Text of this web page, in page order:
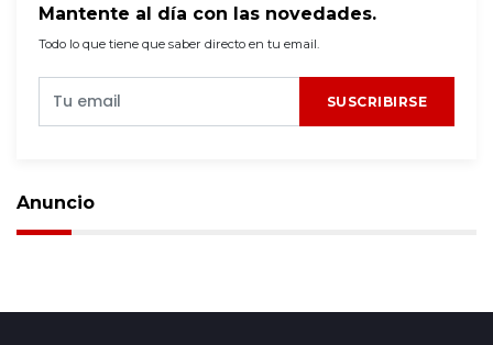
Mantente al día con las novedades.
Todo lo que tiene que saber directo en tu email.
SUSCRIBIRSE
Anuncio